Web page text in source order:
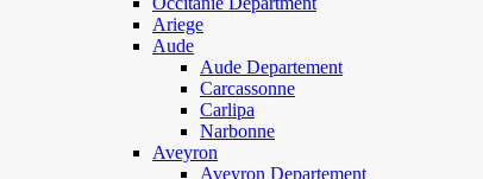
Ariege
Aude
Aude Departement
Carcassonne
Carlipa
Narbonne
Aveyron
Aveyron Departement